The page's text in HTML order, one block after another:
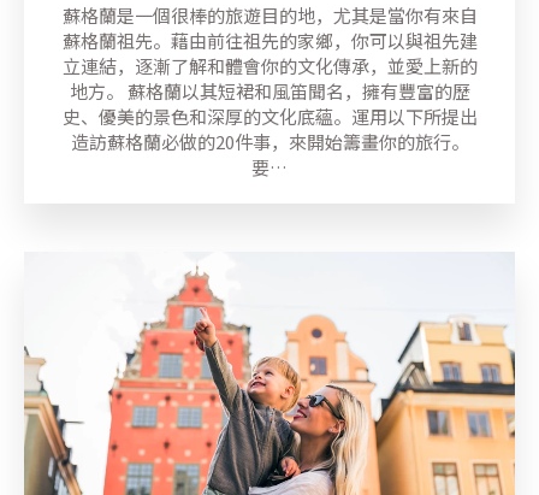
蘇格蘭是一個很棒的旅遊目的地，尤其是當你有來自
蘇格蘭祖先。藉由前往祖先的家鄉，你可以與祖先建
立連結，逐漸了解和體會你的文化傳承，並愛上新的
地方。 蘇格蘭以其短裙和風笛聞名，擁有豐富的歷
史、優美的景色和深厚的文化底蘊。運用以下所提出
造訪蘇格蘭必做的20件事，來開始籌畫你的旅行。
要…